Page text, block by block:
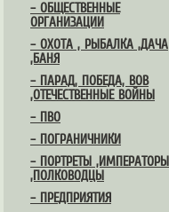
– ОБЩЕСТВЕННЫЕ
ОРГАНИЗАЦИИ
– ОХОТА , РЫБАЛКА ,ДАЧА
,БАНЯ
– ПАРАД, ПОБЕДА, ВОВ
,ОТЕЧЕСТВЕННЫЕ ВОЙНЫ
– ПВО
– ПОГРАНИЧНИКИ
– ПОРТРЕТЫ ,ИМПЕРАТОРЫ
,ПОЛКОВОДЦЫ
– ПРЕДПРИЯТИЯ